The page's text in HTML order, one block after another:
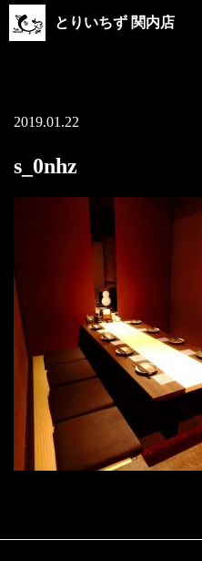
とりいちず 関内店
2019.01.22
s_0nhz